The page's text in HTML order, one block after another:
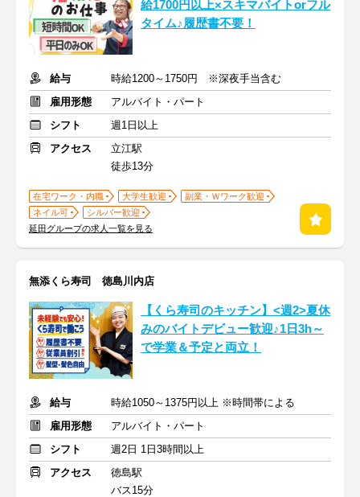
給1700円以上×スキマバイトorフル
タイム♪履歴書不要！
給与
時給1200～1750円 ※深夜手当含む
雇用形態
アルバイト・パート
シフト
週1日以上
アクセス
立江駅
徒歩13分
在宅ワーク・内職 大学生歓迎
副業・Ｗワーク歓迎
ネイル可
シルバー歓迎
延田グループの求人一覧を見る
無添くら寿司 徳島川内店
【くら寿司のキッチン】<週2>夏休
みのバイトデビュー歓迎♪1日3h～
で学業＆予定と両立！
給与
時給1050～1375円以上 ※時間帯による
雇用形態
アルバイト・パート
シフト
週2日 1日3時間以上
アクセス
徳島駅
バス15分